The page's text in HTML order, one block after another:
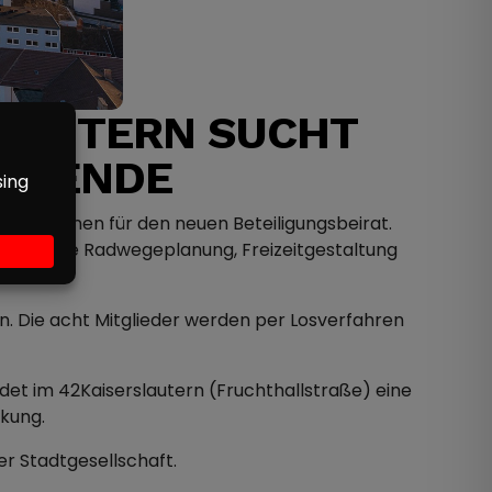
SUCHT
Personen für den neuen Beteiligungsbeirat.
wie Radwegeplanung, Freizeitgestaltung
Die acht Mitglieder werden per Losverfahren
im 42Kaiserslautern (Fruchthallstraße) eine
Stadtgesellschaft.